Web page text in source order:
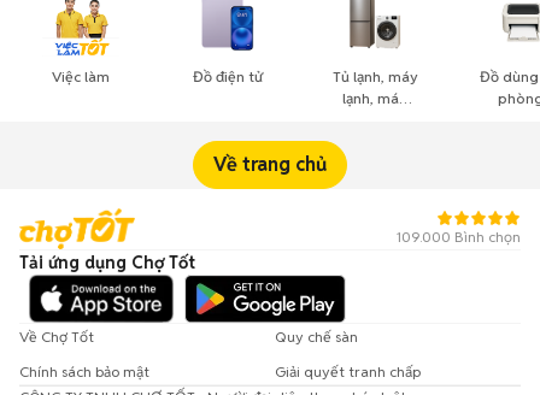
Việc làm Đồ điện tử
Tủ lạnh, máy
lạnh, máy
cảnh
Đồ dùng
Về trang chủ
109.000 Bình chọn
Tải ứng dụng Chợ Tốt
Về Chợ Tốt
Quy chế sàn
Chính sách bảo mật
Giải quyết tranh chấp